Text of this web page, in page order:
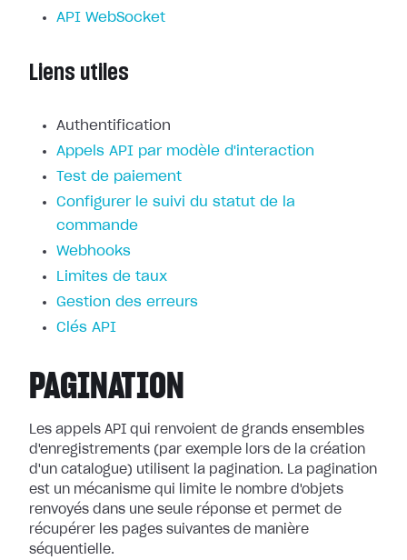
API WebSocket
Liens utiles
Authentification
Appels API par modèle d'interaction
Test de paiement
Configurer le suivi du statut de la
commande
Webhooks
Limites de taux
Gestion des erreurs
Clés API
PAGINATION
Les appels API qui renvoient de grands ensembles
d'enregistrements (par exemple lors de la création
d'un catalogue) utilisent la pagination. La pagination
est un mécanisme qui limite le nombre d'objets
renvoyés dans une seule réponse et permet de
récupérer les pages suivantes de manière
séquentielle.